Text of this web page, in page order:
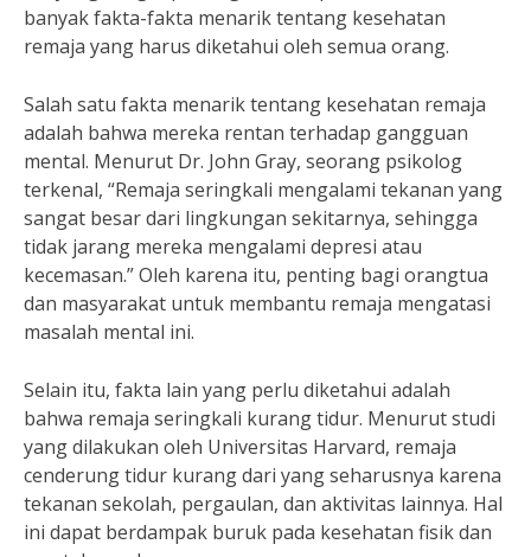
banyak fakta-fakta menarik tentang kesehatan
remaja yang harus diketahui oleh semua orang.
Salah satu fakta menarik tentang kesehatan remaja
adalah bahwa mereka rentan terhadap gangguan
mental. Menurut Dr. John Gray, seorang psikolog
terkenal, “Remaja seringkali mengalami tekanan yang
sangat besar dari lingkungan sekitarnya, sehingga
tidak jarang mereka mengalami depresi atau
kecemasan.” Oleh karena itu, penting bagi orangtua
dan masyarakat untuk membantu remaja mengatasi
masalah mental ini.
Selain itu, fakta lain yang perlu diketahui adalah
bahwa remaja seringkali kurang tidur. Menurut studi
yang dilakukan oleh Universitas Harvard, remaja
cenderung tidur kurang dari yang seharusnya karena
tekanan sekolah, pergaulan, dan aktivitas lainnya. Hal
ini dapat berdampak buruk pada kesehatan fisik dan